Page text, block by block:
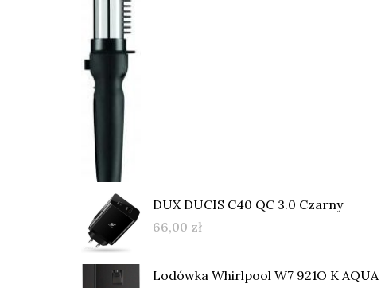
DUX DUCIS C40 QC 3.0 Czarny
66,00 zł
Lodówka Whirlpool W7 921O K AQUA